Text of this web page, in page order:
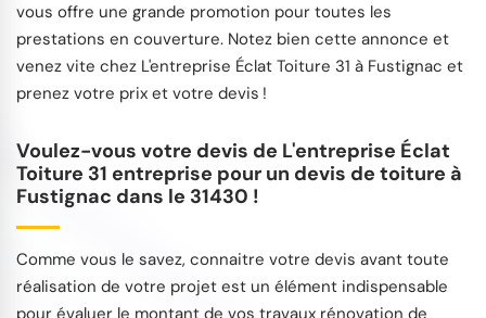
vous offre une grande promotion pour toutes les
prestations en couverture. Notez bien cette annonce et
venez vite chez L'entreprise Éclat Toiture 31 à Fustignac et
prenez votre prix et votre devis !
Voulez-vous votre devis de L'entreprise Éclat
Toiture 31 entreprise pour un devis de toiture à
Fustignac dans le 31430 !
Comme vous le savez, connaitre votre devis avant toute
réalisation de votre projet est un élément indispensable